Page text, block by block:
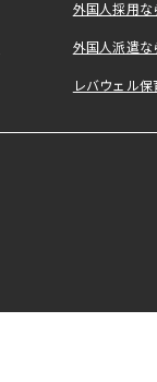
外国人採用
外国人派遣な
レバウェル